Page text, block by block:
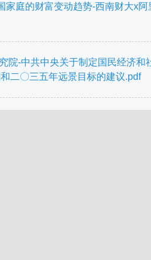
家庭的财富变动趋势-西南财大x阿
院-中共中央关于制定国民经济和
二〇三五年远景目标的建议.pdf